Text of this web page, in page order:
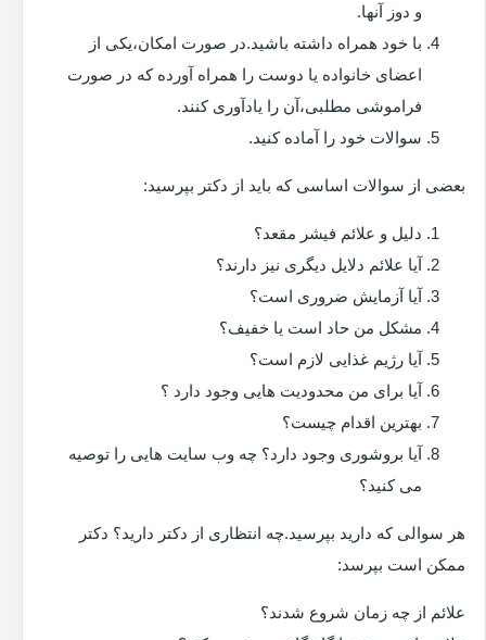
و دوز آنها.
با خود همراه داشته باشید.در صورت امکان،یکی از
اعضای خانواده یا دوست را همراه آورده که در صورت
فراموشی مطلبی،آن را یادآوری کنند.
سوالات خود را آماده کنید.
بعضی از سوالات اساسی که باید از دکتر بپرسید:
دلیل و علائم فیشر مقعد؟
آیا علائم دلایل دیگری نیز دارند؟
آیا آزمایش ضروری است؟
مشکل من حاد است یا خفیف؟
آیا رژیم غذایی لازم است؟
آیا برای من محدودیت هایی وجود دارد ؟
بهترین اقدام چیست؟
آیا بروشوری وجود دارد؟ چه وب سایت هایی را توصیه
می کنید؟
هر سوالی که دارید بپرسید.چه انتظاری از دکتر دارید؟ دکتر
ممکن است بپرسد:
علائم از چه زمان شروع شدند؟